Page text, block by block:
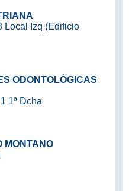
Local Izq (Edificio
ODONTOLÓGICAS
1ª Dcha
MONTANO